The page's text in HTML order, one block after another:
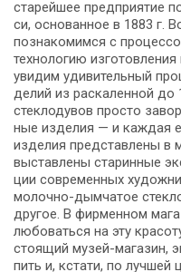
старейшее пред­при­я­тие
си, основанное в 1883 г.
познакомимся с
технологию из­го­тов­ле­ния
увидим удивительный
де­лий из раскаленной до
стеклодувов про­сто
ные из­де­лия — и каждая
из­де­лия пред­став­ле­ны в
вы­став­ле­ны ста­рин­ные
ции со­вре­мен­ных
молочно-дымчатое
дру­гое. В фир­мен­ном
любоваться на эту
сто­я­щий музей-магазин,
пить и, кстати, по